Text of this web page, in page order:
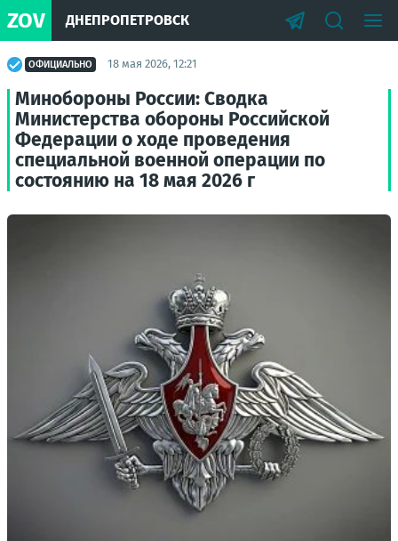
ZOV ДНЕПРОПЕТРОВСК
ОФИЦИАЛЬНО 18 мая 2026, 12:21
Минобороны России: Сводка
Министерства обороны Российской
Федерации о ходе проведения
специальной военной операции по
состоянию на 18 мая 2026 г